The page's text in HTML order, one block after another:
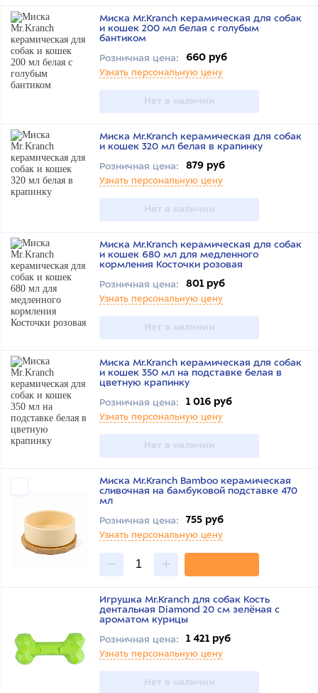
Миска Mr.Kranch керамическая для собак
и кошек 200 мл белая с голубым
бантиком
Розничная цена:
660 руб
Узнать персональную цену
Нет в наличии
Миска Mr.Kranch керамическая для собак
и кошек 320 мл белая в крапинку
Розничная цена:
879 руб
Узнать персональную цену
Нет в наличии
Миска Mr.Kranch керамическая для собак
и кошек 680 мл для медленного
кормления Косточки розовая
Розничная цена:
801 руб
Узнать персональную цену
Нет в наличии
Миска Mr.Kranch керамическая для собак
и кошек 350 мл на подставке белая в
цветную крапинку
Розничная цена:
1 016 руб
Узнать персональную цену
Нет в наличии
Миска Mr.Kranch Bamboo керамическая
сливочная на бамбуковой подставке 470
мл
Розничная цена:
755 руб
Узнать персональную цену
Игрушка Mr.Kranch для собак Кость
дентальная Diamond 20 см зелёная с
ароматом курицы
Розничная цена:
1 421 руб
Узнать персональную цену
Нет в наличии